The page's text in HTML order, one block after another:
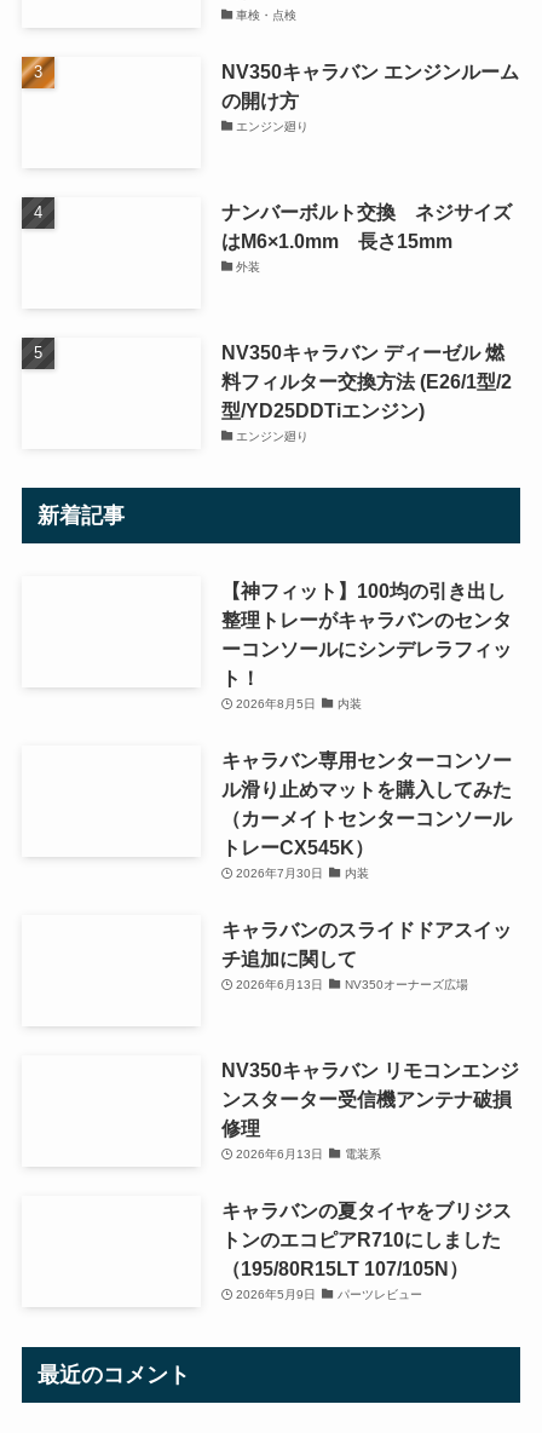
車検・点検
NV350キャラバン エンジンルーム
の開け方
エンジン廻り
ナンバーボルト交換 ネジサイズ
はM6×1.0mm 長さ15mm
外装
NV350キャラバン ディーゼル 燃
料フィルター交換方法 (E26/1型/2
型/YD25DDTiエンジン)
エンジン廻り
新着記事
【神フィット】100均の引き出し
整理トレーがキャラバンのセンタ
ーコンソールにシンデレラフィッ
ト！
2026年8月5日 内装
キャラバン専用センターコンソー
ル滑り止めマットを購入してみた
（カーメイトセンターコンソール
トレーCX545K）
2026年7月30日 内装
キャラバンのスライドドアスイッ
チ追加に関して
2026年6月13日 NV350オーナーズ広場
NV350キャラバン リモコンエンジ
ンスターター受信機アンテナ破損
修理
2026年6月13日 電装系
キャラバンの夏タイヤをブリジス
トンのエコピアR710にしました
（195/80R15LT 107/105N）
2026年5月9日 パーツレビュー
最近のコメント